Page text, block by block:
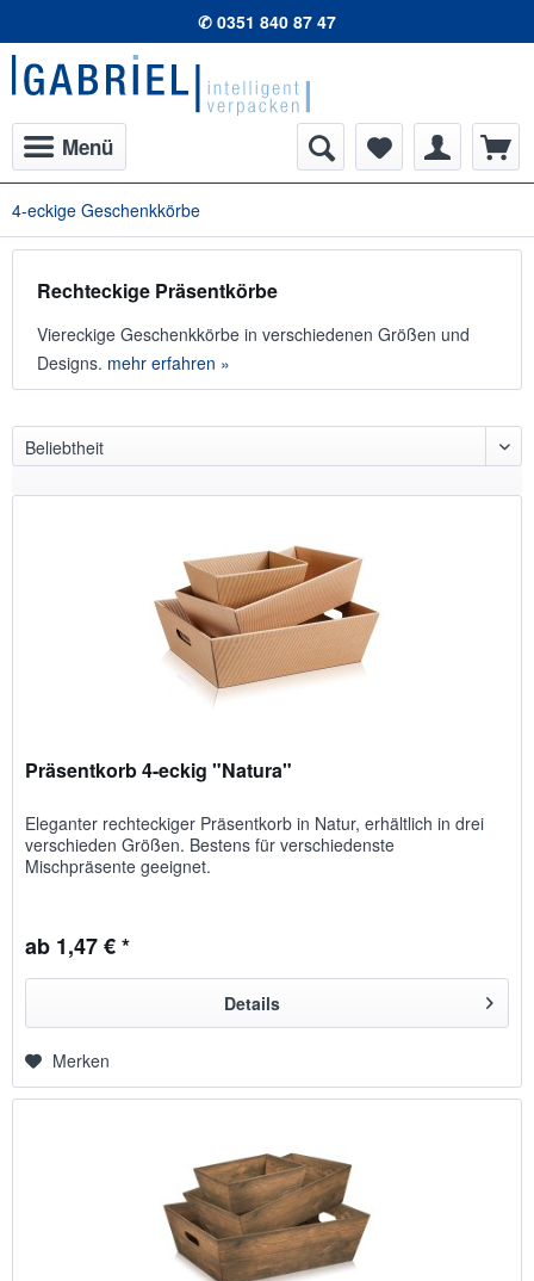
✆ 0351 840 87 47
Menü
4-eckige Geschenkkörbe
Rechteckige Präsentkörbe
Viereckige Geschenkkörbe in verschiedenen Größen und
Designs. mehr erfahren »
Präsentkorb 4-eckig "Natura"
Eleganter rechteckiger Präsentkorb in Natur, erhältlich in drei
verschieden Größen. Bestens für verschiedenste
Mischpräsente geeignet.
ab 1,47 € *
Details
Merken